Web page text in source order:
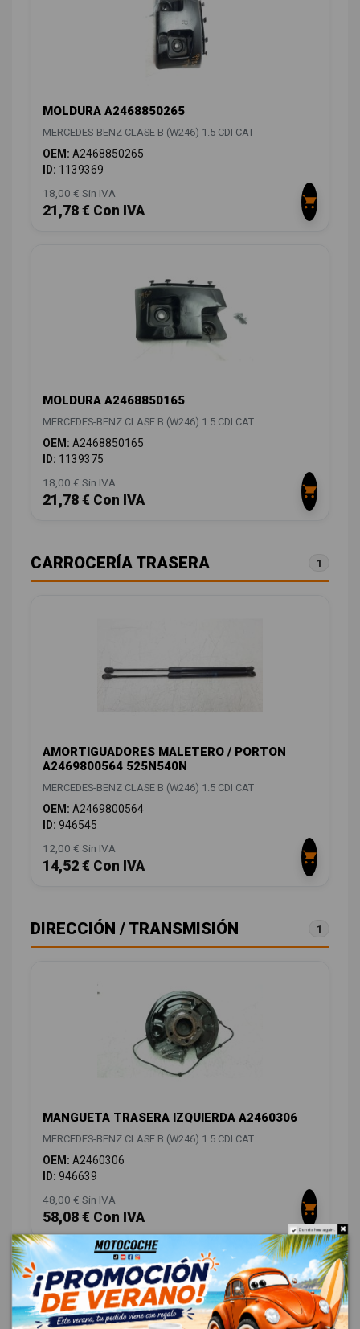
MOLDURA A2468850265
MERCEDES-BENZ CLASE B (W246) 1.5 CDI CAT
OEM: A2468850265
ID: 1139369
18,00 € Sin IVA
21,78 € Con IVA
MOLDURA A2468850165
MERCEDES-BENZ CLASE B (W246) 1.5 CDI CAT
OEM: A2468850165
ID: 1139375
18,00 € Sin IVA
21,78 € Con IVA
CARROCERÍA TRASERA 1
AMORTIGUADORES MALETERO / PORTON
A2469800564 525N540N
MERCEDES-BENZ CLASE B (W246) 1.5 CDI CAT
OEM: A2469800564
ID: 946545
12,00 € Sin IVA
14,52 € Con IVA
DIRECCIÓN / TRANSMISIÓN 1
MANGUETA TRASERA IZQUIERDA A2460306
MERCEDES-BENZ CLASE B (W246) 1.5 CDI CAT
OEM: A2460306
ID: 946639
48,00 € Sin IVA
58,08 € Con IVA
ELECTRICIDAD 6
Do not show again.